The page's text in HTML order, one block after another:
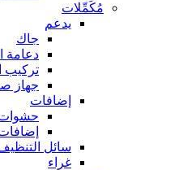
مُكَمِّلات
يدعم
جاك
دعامة
تركيب
جهاز
إضافات
حشوات
سائل
غراء